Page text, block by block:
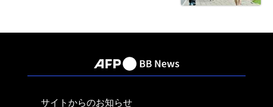
サイトからのお知らせ